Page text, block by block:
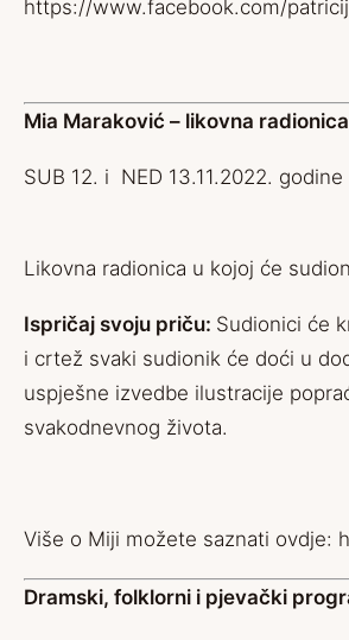
https://www.facebook.com/
Mia Maraković – likovna radionica
SUB 12. i NED 13.11.2022. godine
Likovna radionica u kojoj će
Ispričaj svoju priču: Sudionici će
i crtež svaki sudionik će doći u
uspješne izvedbe ilustracije
svakodnevnog života.
Više o Miji možete saznati ovdje:
Dramski, folklorni i pjevački